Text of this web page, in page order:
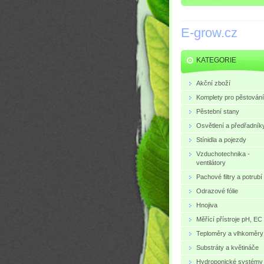
E-grow.cz
KATEGORIE
Akční zboží
Komplety pro pěstování
Pěstební stany
Osvětlení a
Stínidla a pojezdy
Vzduchotechnika -
ventilátory
Pachové filtry a potrubí
Odrazové fólie
Hnojiva
Měřící přístroje pH, EC
Teploměry a vlhkoměry
Substráty a květináče
Hydroponické systémy